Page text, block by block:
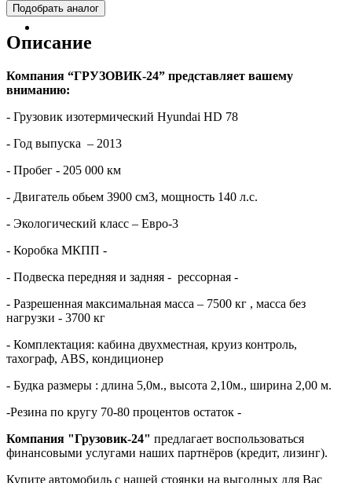
Подобрать аналог
Описание
Компания “ГРУЗОВИК-24” представляет вашему
вниманию:
- Грузовик изотермический Hyundai HD 78
- Год выпуска – 2013
- Пробег - 205 000 км
- Двигатель обьем 3900 см3, мощность 140 л.с.
- Экологический класс – Евро-3
- Коробка МКПП -
- Подвеска передняя и задняя - рессорная -
- Разрешенная максимальная масса – 7500 кг , масса без
нагрузки - 3700 кг
- Комплектация: кабина двухместная, круиз контроль,
тахограф, ABS, кондиционер
- Будка размеры : длина 5,0м., высота 2,10м., ширина 2,00 м.
-Резина по кругу 70-80 процентов остаток -
Компания "Грузовик-24" предлагает воспользоваться
финансовыми услугами наших партнёров (кредит, лизинг).
Купите автомобиль с нашей стоянки на выгодных для Вас